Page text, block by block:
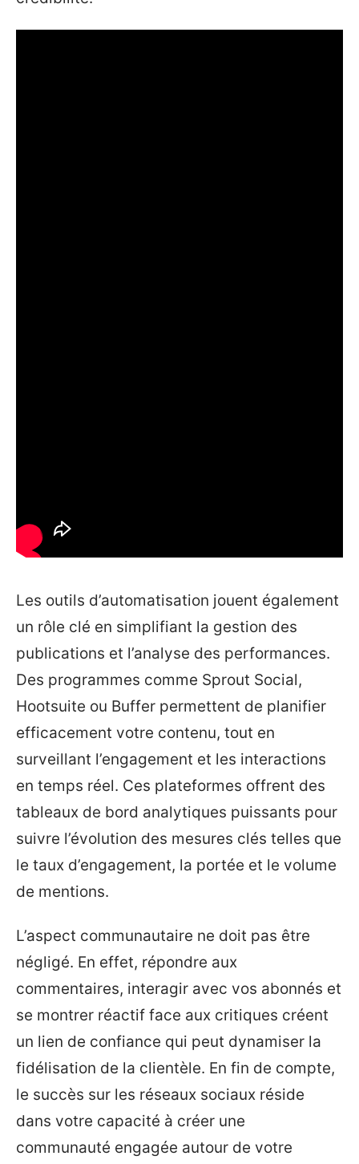
Les outils d’automatisation jouent également
un rôle clé en simplifiant la gestion des
publications et l’analyse des performances.
Des programmes comme Sprout Social,
Hootsuite ou Buffer permettent de planifier
efficacement votre contenu, tout en
surveillant l’engagement et les interactions
en temps réel. Ces plateformes offrent des
tableaux de bord analytiques puissants pour
suivre l’évolution des mesures clés telles que
le taux d’engagement, la portée et le volume
de mentions.
L’aspect communautaire ne doit pas être
négligé. En effet, répondre aux
commentaires, interagir avec vos abonnés et
se montrer réactif face aux critiques créent
un lien de confiance qui peut dynamiser la
fidélisation de la clientèle. En fin de compte,
le succès sur les réseaux sociaux réside
dans votre capacité à créer une
communauté engagée autour de votre